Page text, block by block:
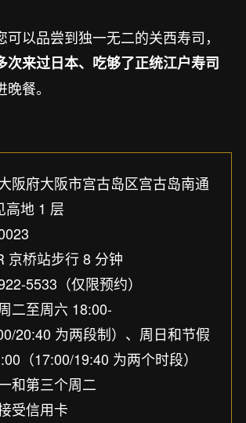
以品尝到独一无二的关西寿司，
次来过日本、吃够了正统江户寿司
餐。
阪府大阪市宫古岛区宫古岛南通
高地 1 层
京桥站步行 8 分钟
5533（仅限预约）
二至周六 18:00-
20:40 为两段制）、周日和节假
（17:00/19:40 为两个时段）
和第三个周二
受信用卡